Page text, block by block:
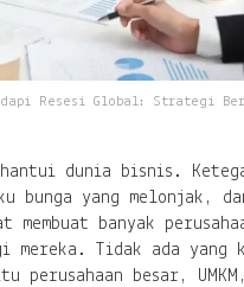
Resesi Global: Strategi
dunia bisnis.
yang melonjak,
membuat banyak
Tidak ada yang
besar, UMKM,